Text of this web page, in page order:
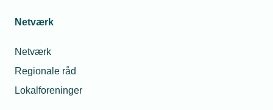
Netværk
Netværk
Regionale råd
Lokalforeninger